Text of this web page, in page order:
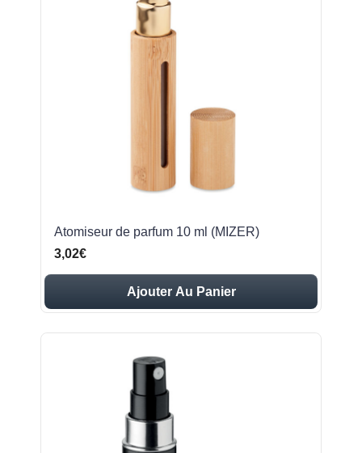
Atomiseur de parfum 10 ml (MIZER)
3,02€
Ajouter Au Panier